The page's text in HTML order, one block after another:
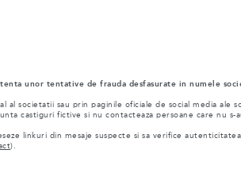
unor tentative de frauda desfasurate in numele
al societatii sau prin paginile oficiale de social media ale
castiguri fictive si nu contacteaza persoane care nu s-
linkuri din mesaje suspecte si sa verifice
).